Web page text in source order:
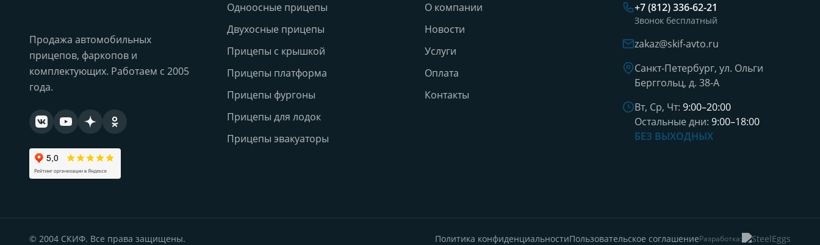
Продажа автомобильных
прицепов, фаркопов и
комплектующих. Работаем с 2005
года.
Одноосные прицепы
Двухосные прицепы
Прицепы с крышкой
Прицепы платформа
Прицепы фургоны
Прицепы для лодок
Прицепы эвакуаторы
О компании
Новости
Услуги
Оплата
Контакты
+7 (812) 336-62-21
Звонок бесплатный
zakaz@skif-avto.ru
Санкт-Петербург, ул. Ольги
Берггольц, д. 38-А
Вт, Ср, Чт: 9:00–20:00
Остальные дни: 9:00–18:00
БЕЗ ВЫХОДНЫХ
© 2004 СКИФ. Все права защищены. Политика конфиденциальностиПользовательское соглашениеРазработка: